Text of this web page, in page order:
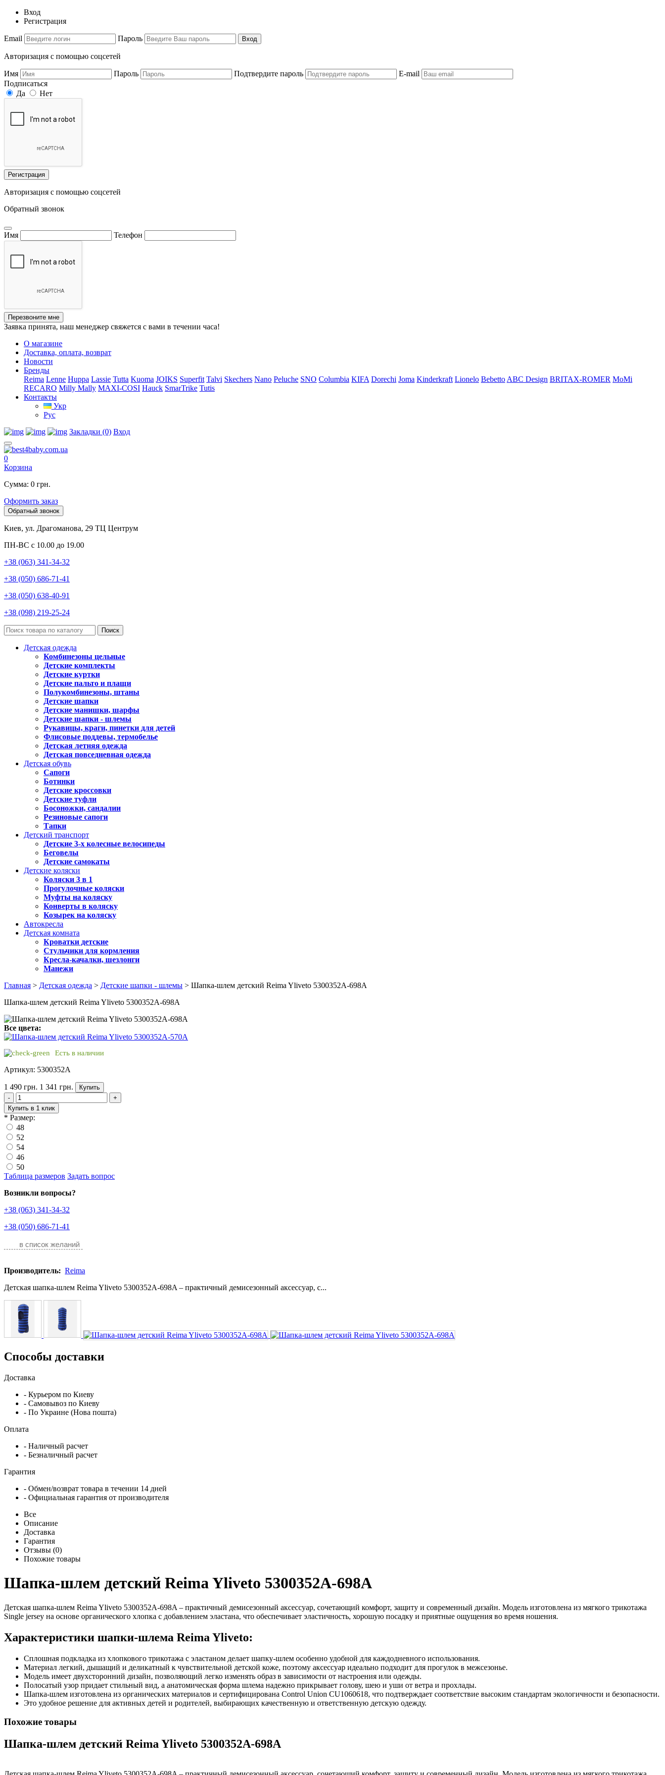
Вход
Регистрация
Email Пароль Вход
Авторизация с помощью соцсетей
Имя Пароль Подтвердите пароль
E-mail
Подписаться
Да
Нет
Регистрация
Авторизация с помощью соцсетей
Обратный звонок
Имя Телефон
Перезвоните мне
Заявка принята, наш менеджер свяжется с вами в течении часа!
О магазине
Доставка, оплата, возврат
Новости
Бренды
Reima Lenne Huppa Lassie Tutta Kuoma JOIKS Superfit Talvi Skechers Nano Peluche SNO Columbia KIFA Dorechi Joma Kinderkraft Lionelo Bebetto ABC Design BRITAX-ROMER MoMi
RECARO Milly Mally MAXI-COSI Hauck SmarTrike Tutis
Контакты
Укр
Рус
Закладки (0) Вход
0
Корзина
Сумма: 0 грн.
Оформить заказ
Обратный звонок
Киев, ул. Драгоманова, 29 ТЦ Центрум
ПН-ВС с 10.00 до 19.00
+38 (063) 341-34-32
+38 (050) 686-71-41
+38 (050) 638-40-91
+38 (098) 219-25-24
Поиск
Детская одежда
Комбинезоны цельные
Детские комплекты
Детские куртки
Детские пальто и плащи
Полукомбинезоны, штаны
Детские шапки
Детские манишки, шарфы
Детские шапки - шлемы
Рукавицы, краги, пинетки для детей
Флисовые поддевы, термобелье
Детская летняя одежда
Детская повседневная одежда
Детская обувь
Сапоги
Ботинки
Детские кроссовки
Детские туфли
Босоножки, сандалии
Резиновые сапоги
Тапки
Детский транспорт
Детские 3-х колесные велосипеды
Беговелы
Детские самокаты
Детские коляски
Коляски 3 в 1
Прогулочные коляски
Муфты на коляску
Конверты в коляску
Козырек на коляску
Автокресла
Детская комната
Кроватки детские
Стульчики для кормления
Кресла-качалки, шезлонги
Манежи
Главная > Детская одежда > Детские шапки - шлемы > Шапка-шлем детский Reima Yliveto 5300352A-698A
Шапка-шлем детский Reima Yliveto 5300352A-698A
Все цвета:
Есть в наличии
Артикул: 5300352A
1 490 грн. 1 341 грн.
Купить
-
+
Купить в 1 клик
* Размер:
48
52
54
46
50
Таблица размеров Задать вопрос
Возникли вопросы?
+38 (063) 341-34-32
+38 (050) 686-71-41
в список желаний
Производитель: Reima
Детская шапка-шлем Reima Yliveto 5300352A-698A – практичный демисезонный аксессуар, с...
Способы доставки
Доставка
- Курьером по Киеву
- Самовывоз по Киеву
- По Украине (Нова пошта)
Оплата
- Наличный расчет
- Безналичный расчет
Гарантия
- Обмен/возврат товара в течении 14 дней
- Официальная гарантия от производителя
Все
Описание
Доставка
Гарантия
Отзывы (0)
Похожие товары
Шапка-шлем детский Reima Yliveto 5300352A-698A
Детская шапка-шлем Reima Yliveto 5300352A-698A – практичный демисезонный аксессуар, сочетающий комфорт, защиту и современный дизайн. Модель изготовлена ​​из мягкого трикотажа
Single jersey на основе органического хлопка с добавлением эластана, что обеспечивает эластичность, хорошую посадку и приятные ощущения во время ношения.
Характеристики шапки-шлема Reima Yliveto:
Сплошная подкладка из хлопкового трикотажа с эластаном делает шапку-шлем особенно удобной для каждодневного использования.
Материал легкий, дышащий и деликатный к чувствительной детской коже, поэтому аксессуар идеально подходит для прогулок в межсезонье.
Модель имеет двухсторонний дизайн, позволяющий легко изменять образ в зависимости от настроения или одежды.
Полосатый узор придает стильный вид, а анатомическая форма шлема надежно прикрывает голову, шею и уши от ветра и прохлады.
Шапка-шлем изготовлена ​​из органических материалов и сертифицирована Control Union CU1060618, что подтверждает соответствие высоким стандартам экологичности и безопасности.
Это удобное решение для активных детей и родителей, выбирающих качественную и ответственную детскую одежду.
Похожие товары
Шапка-шлем детский Reima Yliveto 5300352A-698A